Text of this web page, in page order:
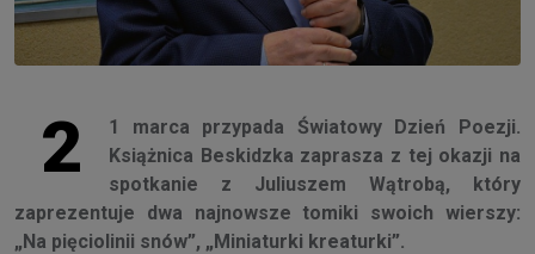
2
1 marca przypada Światowy Dzień Poezji.
Książnica Beskidzka zaprasza z tej okazji na
spotkanie z Juliuszem Wątrobą, który
zaprezentuje dwa najnowsze tomiki swoich wierszy:
„Na pięciolinii snów”, „Miniaturki kreaturki”.